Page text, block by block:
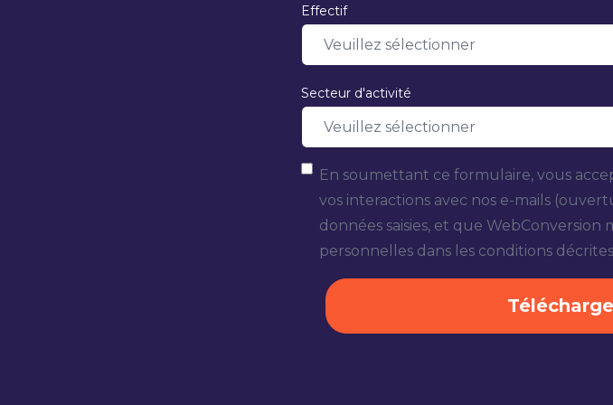
Effectif
Secteur d'activité
En soumettant ce formulaire, vous
vos interactions avec nos e-mails
données saisies, et que WebConversion
personnelles dans les conditions